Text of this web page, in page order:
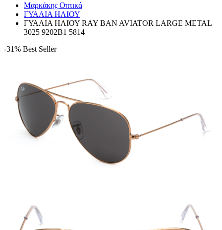
Μαρκάκης Οπτικά
ΓΥΑΛΙΑ ΗΛΙΟΥ
ΓΥΑΛΙΑ ΗΛΙΟΥ RAY BAN AVIATOR LARGE METAL
3025 9202B1 5814
-31% Best Seller